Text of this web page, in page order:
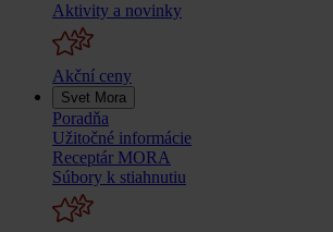
Aktivity a novinky
Akční ceny
Svet Mora
Poradňa
Užitočné informácie
Receptár MORA
Súbory k stiahnutiu